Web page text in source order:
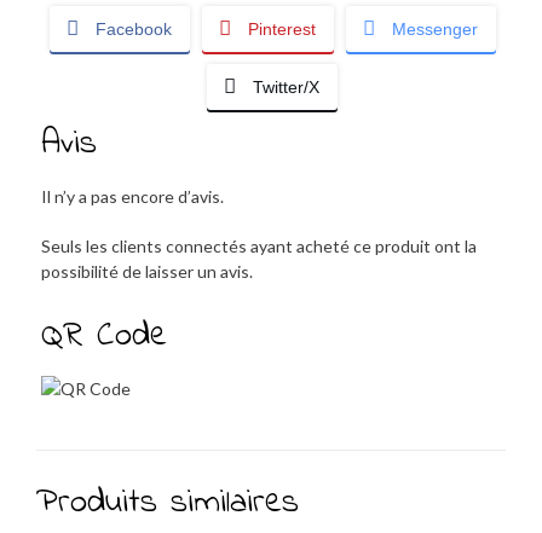
Facebook Pinterest Messenger
Twitter/X
Avis
Il n’y a pas encore d’avis.
Seuls les clients connectés ayant acheté ce produit ont la
possibilité de laisser un avis.
QR Code
Produits similaires